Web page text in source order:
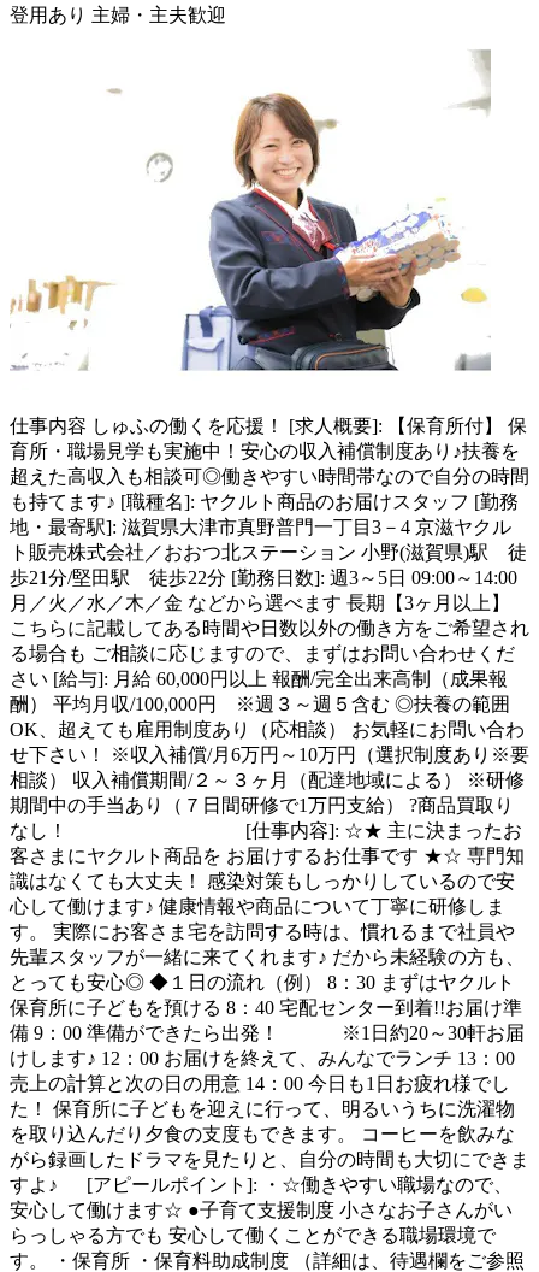
登用あり 主婦・主夫歓迎
仕事内容 しゅふの働くを応援！ [求人概要]: 【保育所付】 保
育所・職場見学も実施中！安心の収入補償制度あり♪扶養を
超えた高収入も相談可◎働きやすい時間帯なので自分の時間
も持てます♪ [職種名]: ヤクルト商品のお届けスタッフ [勤務
地・最寄駅]: 滋賀県大津市真野普門一丁目3－4 京滋ヤクル
ト販売株式会社／おおつ北ステーション 小野(滋賀県)駅 徒
歩21分/堅田駅 徒歩22分 [勤務日数]: 週3～5日 09:00～14:00
月／火／水／木／金 などから選べます 長期【3ヶ月以上】
こちらに記載してある時間や日数以外の働き方をご希望され
る場合も ご相談に応じますので、まずはお問い合わせくだ
さい [給与]: 月給 60,000円以上 報酬/完全出来高制（成果報
酬） 平均月収/100,000円 ※週３～週５含む ◎扶養の範囲
OK、超えても雇用制度あり（応相談） お気軽にお問い合わ
せ下さい！ ※収入補償/月6万円～10万円（選択制度あり※要
相談） 収入補償期間/２～３ヶ月（配達地域による） ※研修
期間中の手当あり（７日間研修で1万円支給） ?商品買取り
なし！ [仕事内容]: ☆★ 主に決まったお
客さまにヤクルト商品を お届けするお仕事です ★☆ 専門知
識はなくても大丈夫！ 感染対策もしっかりしているので安
心して働けます♪ 健康情報や商品について丁寧に研修しま
す。 実際にお客さま宅を訪問する時は、慣れるまで社員や
先輩スタッフが一緒に来てくれます♪ だから未経験の方も、
とっても安心◎ ◆１日の流れ（例） 8：30 まずはヤクルト
保育所に子どもを預ける 8：40 宅配センター到着!!お届け準
備 9：00 準備ができたら出発！ ※1日約20～30軒お届
けします♪ 12：00 お届けを終えて、みんなでランチ 13：00
売上の計算と次の日の用意 14：00 今日も1日お疲れ様でし
た！ 保育所に子どもを迎えに行って、明るいうちに洗濯物
を取り込んだり夕食の支度もできます。 コーヒーを飲みな
がら録画したドラマを見たりと、自分の時間も大切にできま
すよ♪ [アピールポイント]: ・☆働きやすい職場なので、
安心して働けます☆ ●子育て支援制度 小さなお子さんがい
らっしゃる方でも 安心して働くことができる職場環境で
す。 ・保育所 ・保育料助成制度 （詳細は、待遇欄をご参照